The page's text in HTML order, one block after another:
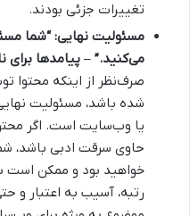
تغییرات جزئی بودند.
مسئولیت نهایی: “شما
می‌کنید.” – پیامدها برای
صرف‌نظر از اینکه محتوا
شده باشد، مسئولیت
حاوی سرقت ادبی باشد،
خواهید بود و ممکن است
رتبه، آسیب به اعتبار و